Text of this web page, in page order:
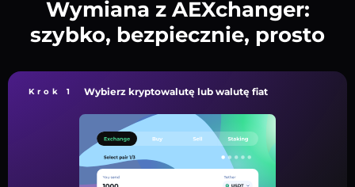
Wymiana z AEXchanger:
szybko, bezpiecznie, prosto
Krok 1 Wybierz kryptowalutę lub walutę fiat